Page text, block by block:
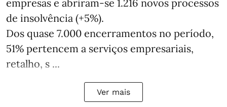
empresas e abriram‑se 1.216 novos processos
de insolvência (+5%).
Dos quase 7.000 encerramentos no período,
51% pertencem a serviços empresariais,
retalho, s ...
Ver mais